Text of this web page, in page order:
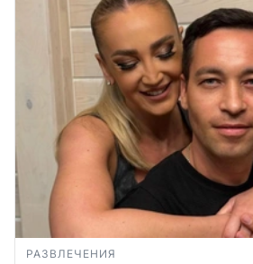
РАЗВЛЕЧЕНИЯ